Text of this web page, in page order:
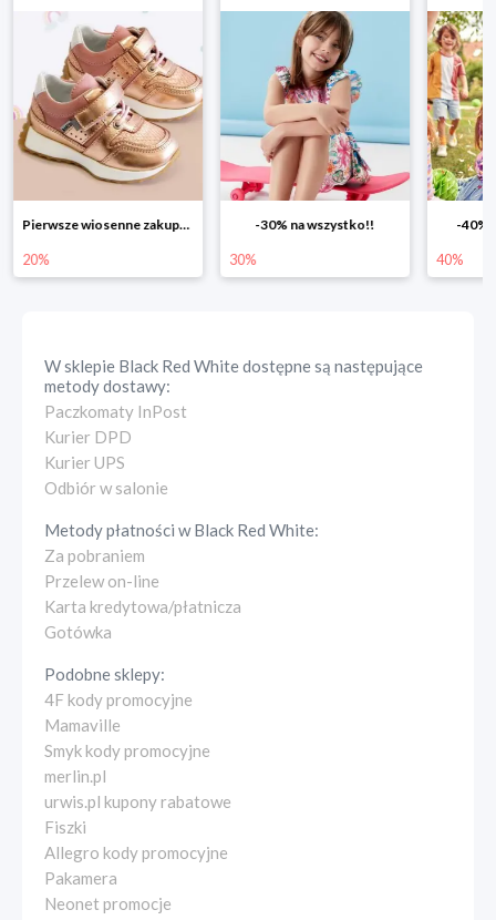
Pierwsze wiosenne zakupy -20%
20%
-30% na wszystko!!
30%
-40%
40%
W sklepie Black Red Whitedostępne są następujące
metody dostawy:
Paczkomaty InPost
Kurier DPD
Kurier UPS
Odbiór w salonie
Metody płatności wBlack Red White:
Za pobraniem
Przelew on-line
Karta kredytowa/płatnicza
Gotówka
Podobne sklepy:
4F kody promocyjne
Mamaville
Smyk kody promocyjne
merlin.pl
urwis.pl kupony rabatowe
Fiszki
Allegro kody promocyjne
Pakamera
Neonet promocje